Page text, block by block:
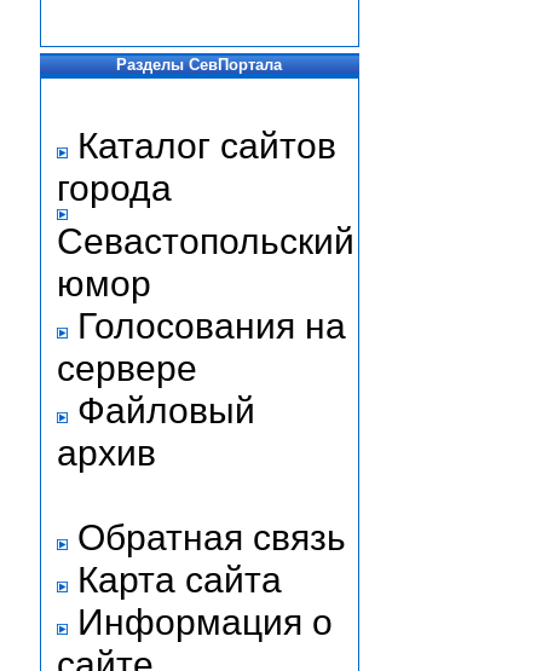
Разделы СевПортала
Каталог сайтов
города
Севастопольский
юмор
Голосования на
сервере
Файловый
архив
Обратная связь
Карта сайта
Информация о